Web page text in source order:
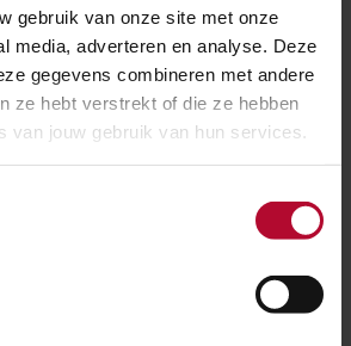
gebruik van onze site met onze
media, adverteren en analyse. Deze
gegevens combineren met andere
ze hebt verstrekt of die ze hebben
van jouw gebruik van hun services.
verplicht om jouw gegevens
te delen, bijvoorbeeld op
Politie. Of schrijven onze
dit voor.
vooraf. Bijvoorbeeld als
van mensen moeten worden